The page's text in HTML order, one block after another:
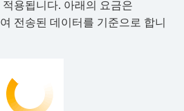
용됩니다. 아래의 요금은
전송된 데이터를 기준으로 합니